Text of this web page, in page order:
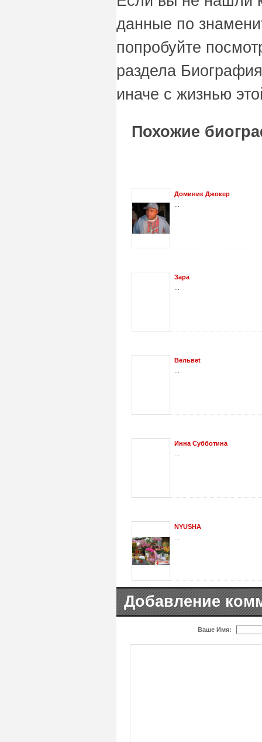
данные по
попробуйте
раздела
иначе с жизнью
Похожие
Доминик Джокер
Зара
Вельвеt
Инна Субботина
NYUSHA
Добавление
Ваше Имя: